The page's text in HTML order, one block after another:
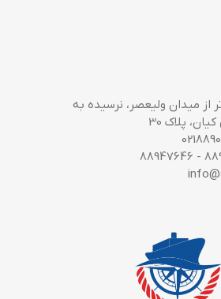
از میدان ولیعصر، نرسیده به
پلاک 30